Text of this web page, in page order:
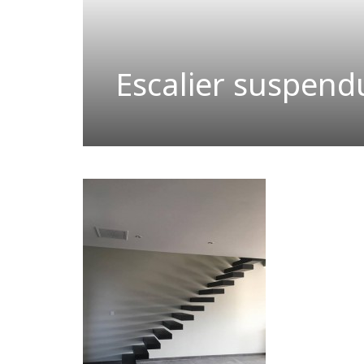
Escalier